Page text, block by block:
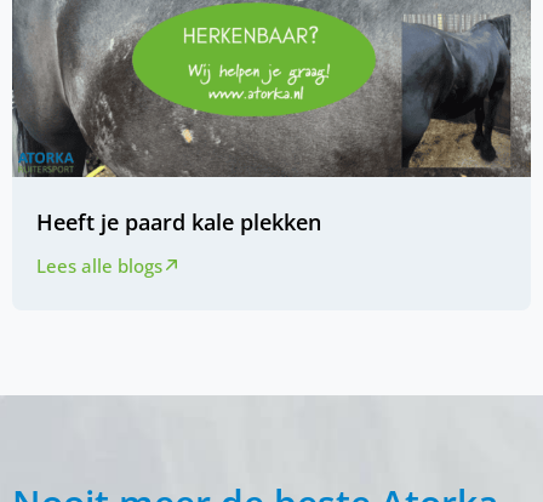
Heeft je paard kale plekken
Lees alle blogs